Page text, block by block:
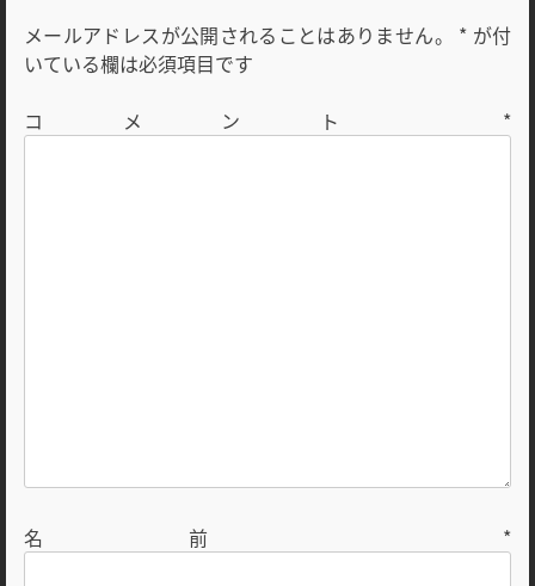
ゲ
ー
ョ
メールアドレスが公開されることはありません。 * が付
いている欄は必須項目です
コメント *
名前 *